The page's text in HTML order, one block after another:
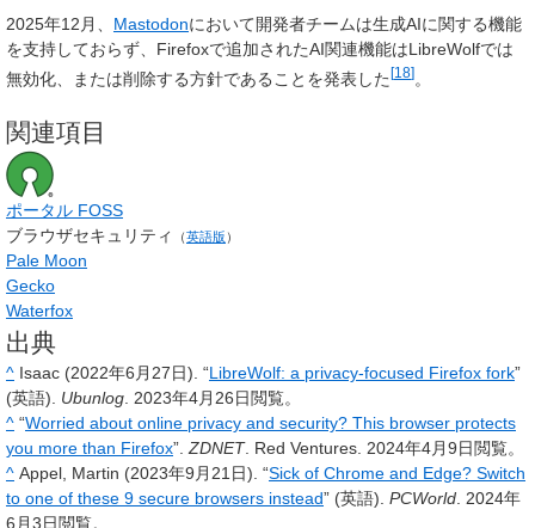
2025年12月、 Mastodonにおいて開発者チームは生成AIに関する機能
を支持しておらず、Firefoxで追加されたAI関連機能はLibreWolfでは
無効化、または削除する方針であることを発表した[18]。
関連項目
ポータル FOSS
ブラウザセキュリティ
（英語版 ）
Pale Moon
Gecko
Waterfox
出典
^ Isaac (2022年6月27日). “LibreWolf: a privacy-focused Firefox fork”
(英語). Ubunlog . 2023年4月26日閲覧。
^ “Worried about online privacy and security? This browser protects
you more than Firefox”. ZDNET. Red Ventures. 2024年4月9日閲覧。
^ Appel, Martin (2023年9月21日). “Sick of Chrome and Edge? Switch
to one of these 9 secure browsers instead” (英語). PCWorld . 2024年
6月3日閲覧。